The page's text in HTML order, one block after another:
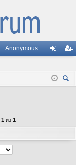
Anonymous
д ис
1 из 1